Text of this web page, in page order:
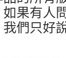
果有人
們只好